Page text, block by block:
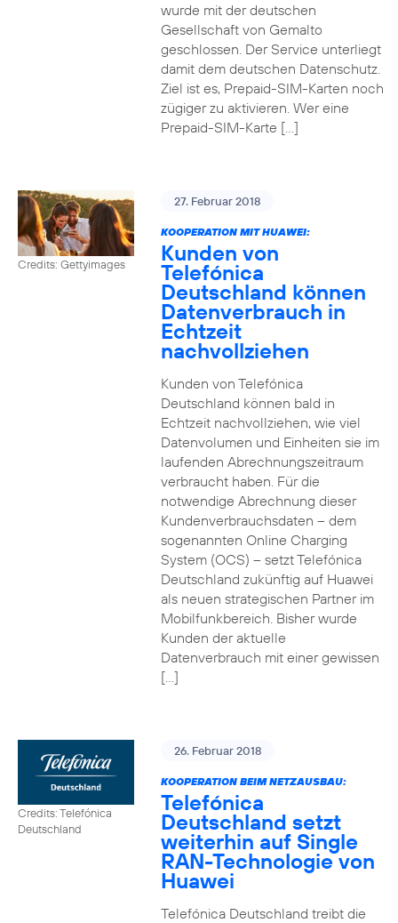
wurde mit der deutschen
Gesellschaft von Gemalto
geschlossen. Der Service unterliegt
damit dem deutschen Datenschutz.
Ziel ist es, Prepaid-SIM-Karten noch
zügiger zu aktivieren. Wer eine
Prepaid-SIM-Karte […]
Credits: Gettyimages
27. Februar 2018
KOOPERATION MIT HUAWEI:
Kunden von
Telefónica
Deutschland können
Datenverbrauch in
Echtzeit
nachvollziehen
Kunden von Telefónica
Deutschland können bald in
Echtzeit nachvollziehen, wie viel
Datenvolumen und Einheiten sie im
laufenden Abrechnungszeitraum
verbraucht haben. Für die
notwendige Abrechnung dieser
Kundenverbrauchsdaten – dem
sogenannten Online Charging
System (OCS) – setzt Telefónica
Deutschland zukünftig auf Huawei
als neuen strategischen Partner im
Mobilfunkbereich. Bisher wurde
Kunden der aktuelle
Datenverbrauch mit einer gewissen
[…]
Credits: Telefónica
Deutschland
26. Februar 2018
KOOPERATION BEIM NETZAUSBAU:
Telefónica
Deutschland setzt
weiterhin auf Single
RAN-Technologie von
Huawei
Telefónica Deutschland treibt die